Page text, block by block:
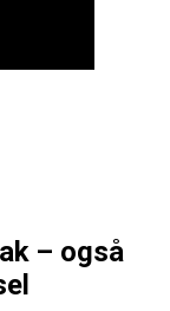
– også